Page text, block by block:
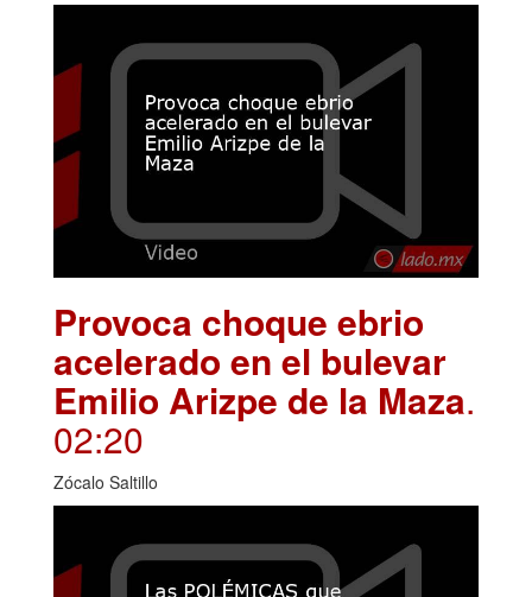
Provoca choque ebrio
acelerado en el bulevar
Emilio Arizpe de la Maza.
02:20
Zócalo Saltillo